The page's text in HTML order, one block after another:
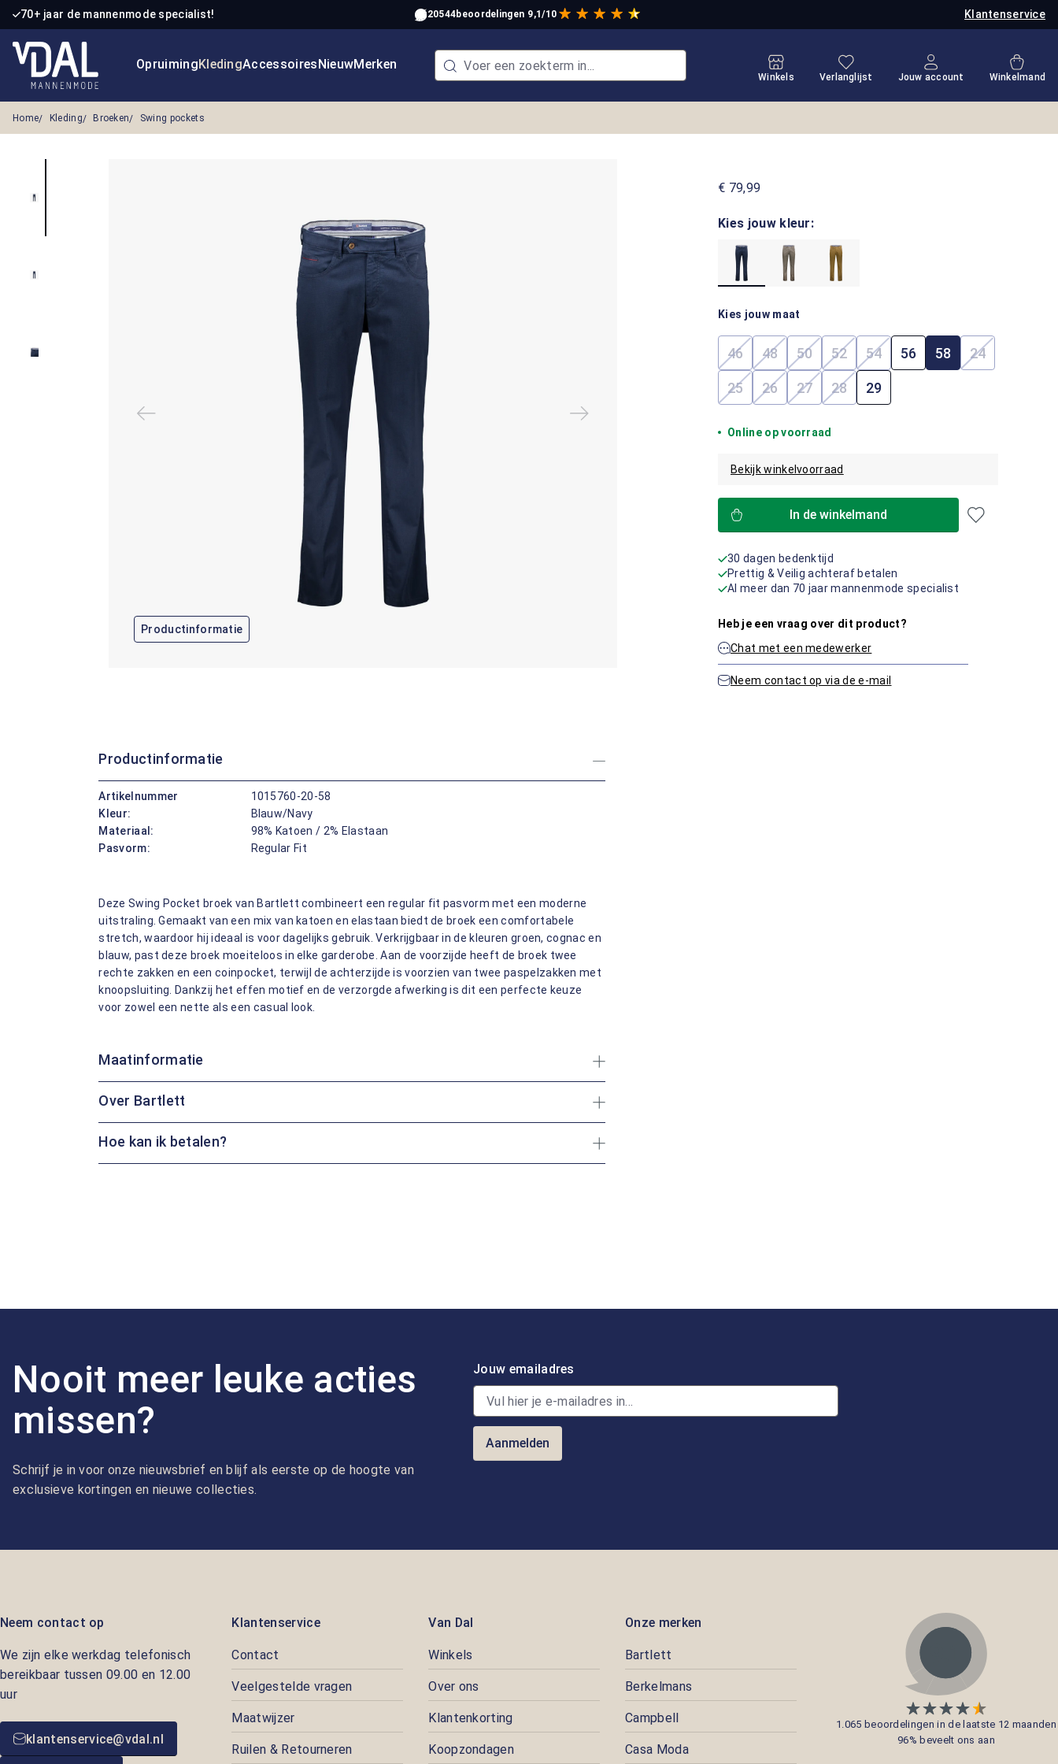
de hoofdinhoud
Ga naar de zoekopdracht
Ga naar de hoofdnavigatie
70+ jaar de mannenmode specialist! Klantenservice
20544beoordelingen 9,1/10
OpruimingKledingAccessoiresNieuwMerken
Winkels
Je hebt 0 items op je verlanglijstje
Verlanglijst Jouw account Winkelmand
Home Kleding Broeken Swing pockets
Productinformatie
€ 79,99
Kies jouw kleur:
Kies jouw maat
46(Deze optie is momenteel niet beschikbaar.)
48(Deze optie is momenteel niet beschikbaar.)
50(Deze optie is momenteel niet beschikbaar.)
52(Deze optie is momenteel niet
54(Deze optie is momenteel niet
56 58 24(Deze optie
25(Deze optie is momenteel niet beschikbaar.)
26(Deze optie is momenteel niet beschikbaar.)
27(Deze optie is momenteel niet beschikbaar.)
28(Deze optie is momenteel niet
29
Online op voorraad
Bekijk winkelvoorraad
In de winkelmand
30 dagen bedenktijd
Prettig & Veilig achteraf betalen
Al meer dan 70 jaar mannenmode specialist
Heb je een vraag over dit product?
Chat met een medewerker
Neem contact op via de e-mail
Productinformatie
Artikelnummer
1015760-20-58
Kleur:
Blauw/Navy
Materiaal:
98% Katoen / 2% Elastaan
Pasvorm:
Regular Fit
Deze Swing Pocket broek van Bartlett combineert een regular fit pasvorm met een moderne
uitstraling. Gemaakt van een mix van katoen en elastaan biedt de broek een comfortabele
stretch, waardoor hij ideaal is voor dagelijks gebruik. Verkrijgbaar in de kleuren groen, cognac en
blauw, past deze broek moeiteloos in elke garderobe. Aan de voorzijde heeft de broek twee
rechte zakken en een coinpocket, terwijl de achterzijde is voorzien van twee paspelzakken met
knoopsluiting. Dankzij het effen motief en de verzorgde afwerking is dit een perfecte keuze
voor zowel een nette als een casual look.
Maatinformatie
Over Bartlett
Hoe kan ik betalen?
Nooit meer leuke acties
missen?
Schrijf je in voor onze nieuwsbrief en blijf als eerste op de hoogte van
exclusieve kortingen en nieuwe collecties.
Jouw emailadres
Aanmelden
Neem contact op
We zijn elke werkdag telefonisch
bereikbaar tussen 09.00 en 12.00
uur
klantenservice@vdal.nl
Klantenservice
Contact
Veelgestelde vragen
Maatwijzer
Ruilen & Retourneren
Van Dal
Winkels
Over ons
Klantenkorting
Koopzondagen
Onze merken
Bartlett
Berkelmans
Campbell
Casa Moda
1.065 beoordelingen in de laatste 12 maanden
96% beveelt ons aan